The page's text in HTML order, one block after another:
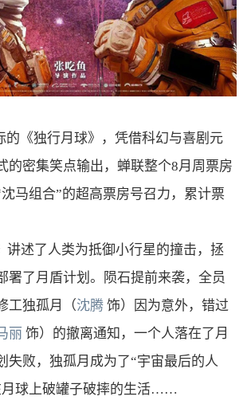
的《独行月球》，凭借科幻与喜剧元
的密集笑点输出，蝉联整个8月周票房
沈马组合”的超高票房号召力，累计票
讲述了人类为抵御小行星的撞击，拯
署了月盾计划。陨石提前来袭，全员
工独孤月（沈腾 饰）因为意外，错过
丽 饰）的撤离通知，一个人落在了月
失败，独孤月成为了“宇宙最后的人
球上破罐子破摔的生活……